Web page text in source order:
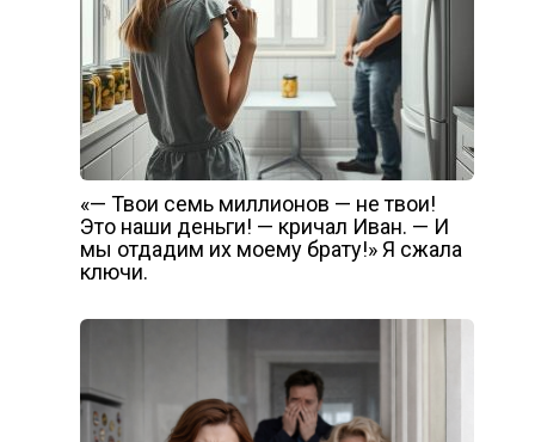
«— Твои семь миллионов — не твои!
Это наши деньги! — кричал Иван. — И
мы отдадим их моему брату!» Я сжала
ключи.